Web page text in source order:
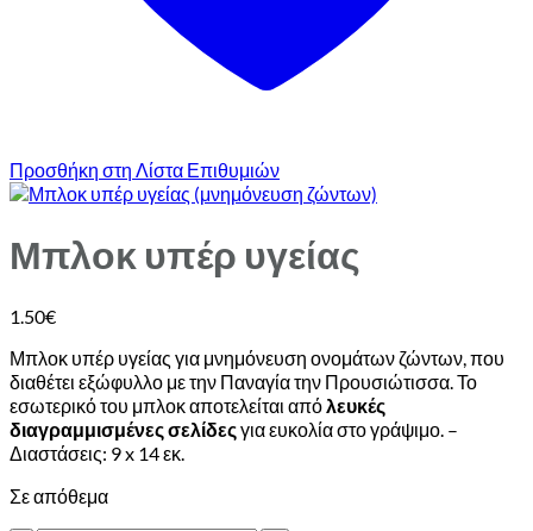
Προσθήκη στη Λίστα Επιθυμιών
Μπλοκ υπέρ υγείας
1.50€
Μπλοκ υπέρ υγείας για μνημόνευση ονομάτων ζώντων, που
διαθέτει εξώφυλλο με την Παναγία την Προυσιώτισσα. Το
εσωτερικό του μπλοκ αποτελείται από λευκές
διαγραμμισμένες σελίδεςγια ευκολία στο γράψιμο. –
Διαστάσεις: 9 x 14 εκ.
Σε απόθεμα